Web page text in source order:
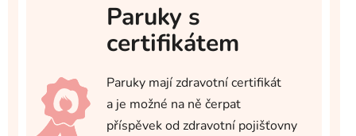
Paruky s
certifikátem
Paruky mají zdravotní certifikát
a je možné na ně čerpat
příspěvek od zdravotní pojišťovny